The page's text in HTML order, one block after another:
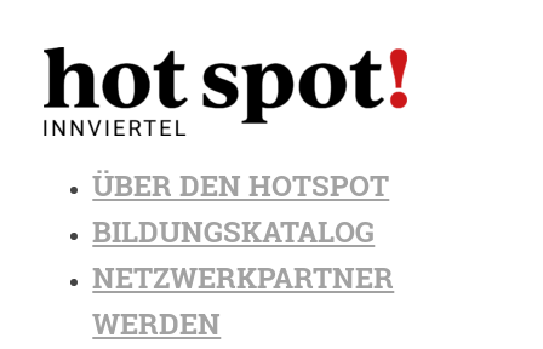
ÜBER DEN HOTSPOT
BILDUNGSKATALOG
NETZWERKPARTNER
WERDEN